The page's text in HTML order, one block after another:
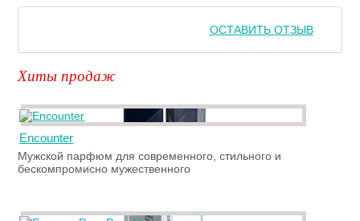
ОСТАВИТЬ ОТЗЫВ
Хиты продаж
Encounter
Мужской парфюм для современного, стильного и
бескомпромисно мужественного